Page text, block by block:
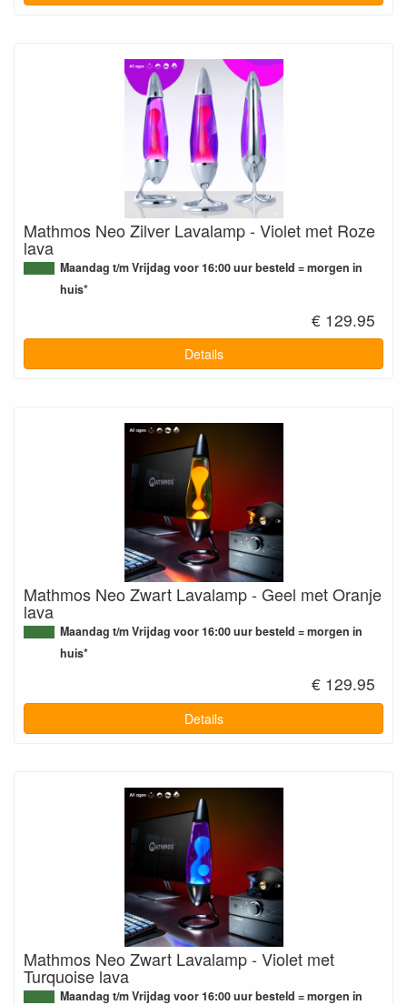
Mathmos Neo Zilver Lavalamp - Violet met Roze
lava
Maandag t/m Vrijdag voor 16:00 uur besteld = morgen in
huis*
€ 129.95
Details
Mathmos Neo Zwart Lavalamp - Geel met Oranje
lava
Maandag t/m Vrijdag voor 16:00 uur besteld = morgen in
huis*
€ 129.95
Details
Mathmos Neo Zwart Lavalamp - Violet met
Turquoise lava
Maandag t/m Vrijdag voor 16:00 uur besteld = morgen in